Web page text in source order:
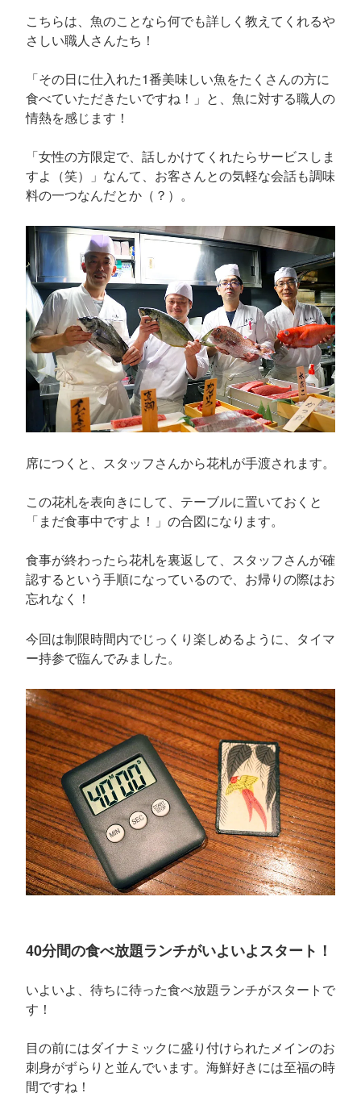
こちらは、魚のことなら何でも詳しく教えてくれるや
さしい職人さんたち！
「その日に仕入れた1番美味しい魚をたくさんの方に
食べていただきたいですね！」と、魚に対する職人の
情熱を感じます！
「女性の方限定で、話しかけてくれたらサービスしま
すよ（笑）」なんて、お客さんとの気軽な会話も調味
料の一つなんだとか（？）。
席につくと、スタッフさんから花札が手渡されます。
この花札を表向きにして、テーブルに置いておくと
「まだ食事中ですよ！」の合図になります。
食事が終わったら花札を裏返して、スタッフさんが確
認するという手順になっているので、お帰りの際はお
忘れなく！
今回は制限時間内でじっくり楽しめるように、タイマ
ー持参で臨んでみました。
40分間の食べ放題ランチがいよいよスタート！
いよいよ、待ちに待った食べ放題ランチがスタートで
す！
目の前にはダイナミックに盛り付けられたメインのお
刺身がずらりと並んでいます。海鮮好きには至福の時
間ですね！